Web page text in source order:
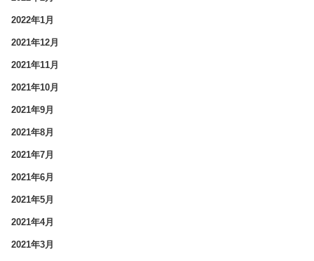
2022年1月
2021年12月
2021年11月
2021年10月
2021年9月
2021年8月
2021年7月
2021年6月
2021年5月
2021年4月
2021年3月